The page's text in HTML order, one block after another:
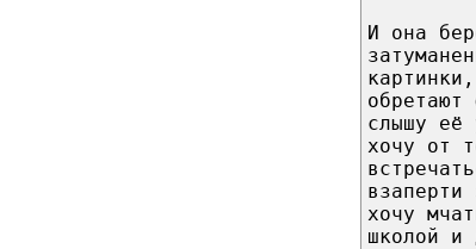
И она
слышу её
хочу от
хочу
школой и